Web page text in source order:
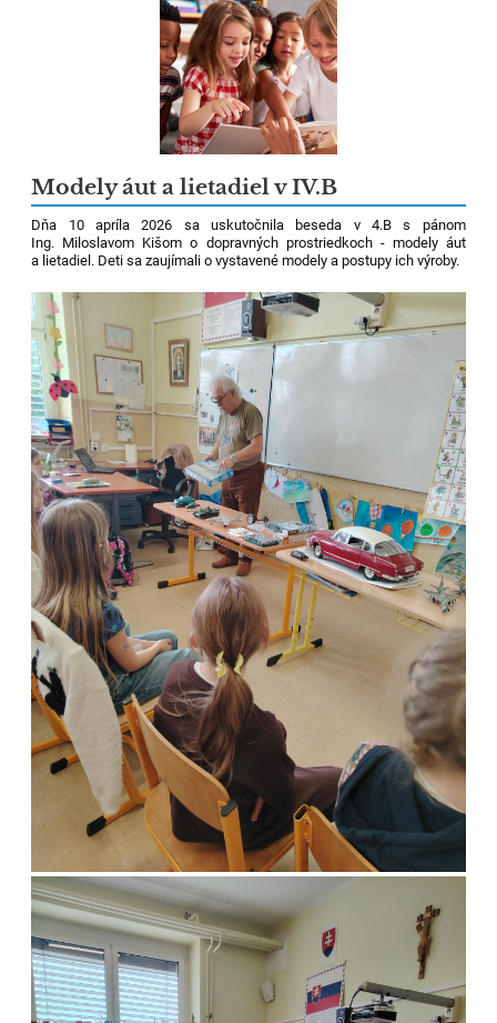
Modely áut a lietadiel v IV.B
Dňa 10 apríla 2026 sa uskutočnila beseda v 4.B s pánom
Ing. Miloslavom Kišom o dopravných prostriedkoch - modely áut
a lietadiel. Deti sa zaujímali o vystavené modely a postupy ich výroby.